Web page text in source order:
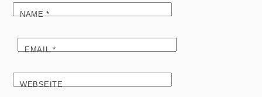
NAME*
EMAIL*
WEBSEITE